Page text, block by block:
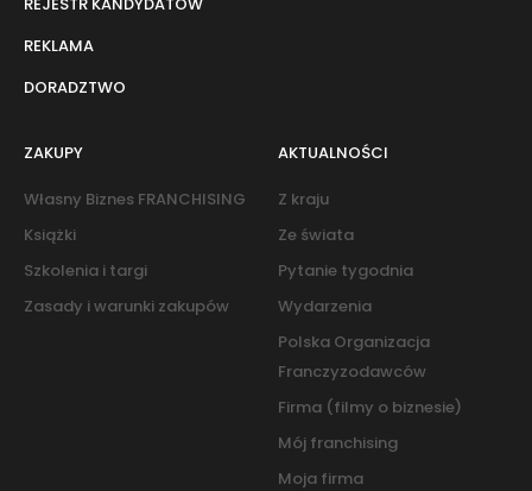
REKLAMA
DORADZTWO
ZAKUPY
Własny Biznes FRANCHISING
Książki
Szkolenia i targi
Zasady i warunki zakupów
AKTUALNOŚCI
Z kraju
Ze świata
Pytanie tygodnia
Wydarzenia
Polska Organizacja
Franczyzodawców
Firma (filmy o biznesie)
Mój franchising
Moja firma